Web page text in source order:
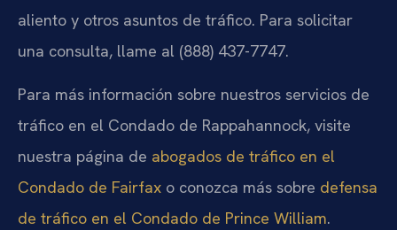
aliento y otros asuntos de tráfico. Para solicitar
una consulta, llame al (888) 437-7747.
Para más información sobre nuestros servicios de
tráfico en el Condado de Rappahannock, visite
nuestra página de abogados de tráfico en el
Condado de Fairfax o conozca más sobre defensa
de tráfico en el Condado de Prince William.